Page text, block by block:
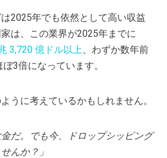
2025年でも依然として高い収益
は、この業界が2025年までに
3,720 億ドル以上
、わずか数年前
3倍になっています。
うに考えているかもしれません。
金だ。でも今、ドロップシッピング
んか？」